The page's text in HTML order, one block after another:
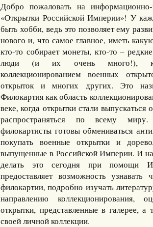
Добро пожаловать на информационно-
«Открытки Российской Империи»! У
быть хобби, ведь это позволяет ему
нового и, что самое главное, иметь
кто-то собирает монеты, кто-то –
люди (и их очень много!),
коллекционированием военных
открыток и многих других. Это
Филокартия как область
веке, когда открытки стали
распространяться по всему
филокартисты готовы обмениваться
покупать военные открытки и
выпущенные в Российской Империи. И
делать это сегодня при помощи
предоставляет возможность
филокартии, подробно изучать
направлению коллекционирования,
открытки, представленные в галерее, а
своей личной коллекции.